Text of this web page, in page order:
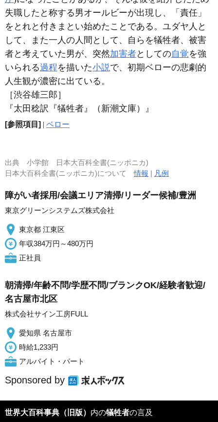
失職したと称する男オールビーが出現し、「責任」
をとれと付きまとい始めたことである。ユダヤ人と
して、また一人の人間として、自らを犠牲者、被害
者と考えていた男が、突然加害者としての自覚を強
いられる過程を描いた小説で、初期ベローの悲劇的
人生観が濃密に出ている。
［渋谷雄三郎］
『太田稔訳『犠牲者』（新潮文庫）』
[参照項目] | ベロー
出典 小学館 日本大百科全書(ニッポニカ)
日本大百科全書(ニッポニカ)について情報 | 凡例
障がい者採用/会議エリア清掃/リーダー候補/豊洲
東京グリーンシステムズ株式会社
東京都 江東区
年収384万円～480万円
正社員
朝清掃/年齢不問/学歴不問/ブランクOK/経験者歓迎/
名古屋市北区
株式会社サイン工房FULL
愛知県 名古屋市
時給1,233円
アルバイト・パート
Sponsored by
世界大百科事典（旧版） 内の犠牲者の言及